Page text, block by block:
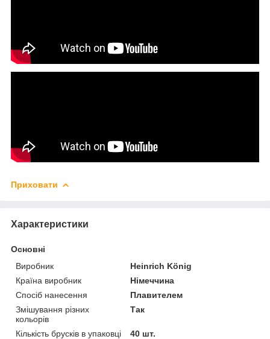
Приховати
Характеристики
Основні
Виробник
Heinrich König
Країна виробник
Німеччина
Спосіб нанесення
Плавителем
Змішування різних
кольорів
Так
Кількість брусків в упаковці
40 шт.